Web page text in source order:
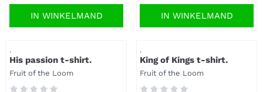
IN WINKELMAND IN WINKELMAND
.
His passion t-shirt.
Merk:
Fruit of the Loom
.
King of Kings t-shirt.
Merk:
Fruit of the Loom